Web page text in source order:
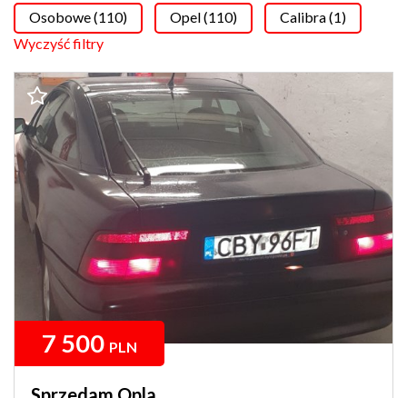
Osobowe (110) Opel (110)
Calibra (1)
Wyczyść filtry
7 500 PLN